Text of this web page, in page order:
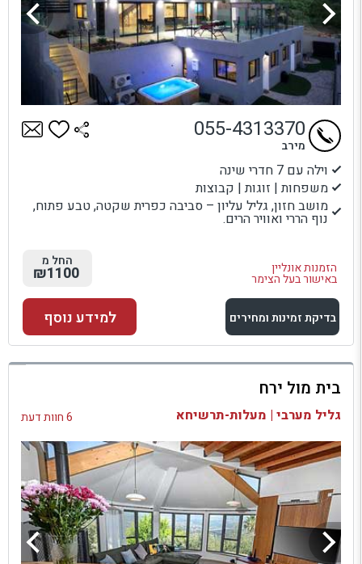
וילה עם 7 חדרי שינה
משפחות | זוגות | קבוצות
מושב חזון, גליל עליון – סביבה כפרית שקטה, טבע פתוח,
נוף הררי ואוויר הרים.
הזמנות אונליין
באישור בעל הצימר
055-4313370
מירב
החל מ
₪1100
בדיקת זמינות ומחירים
למתחם זה
בדיקת זמינות ומחירים
למידע נוסף
בית מול ירח
גליל מערבי | מעלות-תרשיחא 6 חוות דעת